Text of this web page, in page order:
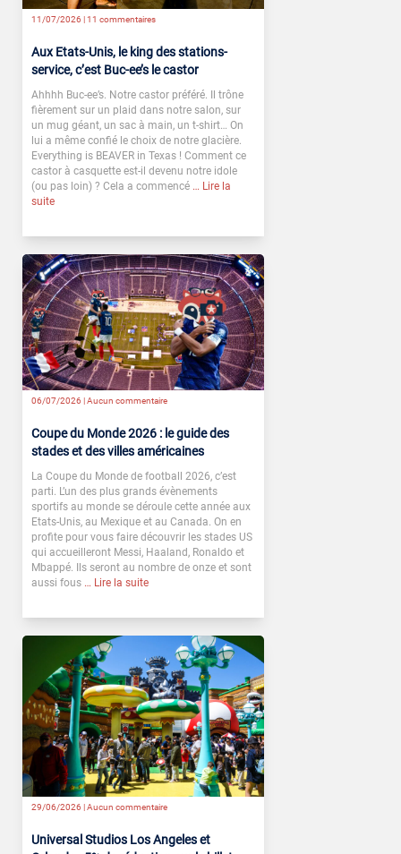
11/07/2026 |11 commentaires
Aux Etats-Unis, le king des stations-
service, c’est Buc-ee’s le castor
Ahhhh Buc-ee’s. Notre castor préféré. Il trône
fièrement sur un plaid dans notre salon, sur
un mug géant, un sac à main, un t-shirt… On
lui a même confié le choix de notre glacière.
Everything is BEAVER in Texas ! Comment ce
castor à casquette est-il devenu notre idole
(ou pas loin) ? Cela a commencé … Lire la
suite
06/07/2026 |Aucun commentaire
Coupe du Monde 2026 : le guide des
stades et des villes américaines
La Coupe du Monde de football 2026, c’est
parti. L’un des plus grands évènements
sportifs au monde se déroule cette année aux
Etats-Unis, au Mexique et au Canada. On en
profite pour vous faire découvrir les stades US
qui accueilleront Messi, Haaland, Ronaldo et
Mbappé. Ils seront au nombre de onze et sont
aussi fous … Lire la suite
29/06/2026 |Aucun commentaire
Universal Studios Los Angeles et